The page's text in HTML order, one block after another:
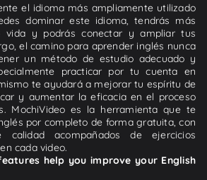
el idioma más ampliamente utilizado
dominar este idioma, tendrás más
vida y podrás conectar y ampliar tus
el camino para aprender inglés nunca
un método de estudio adecuado y
practicar por tu cuenta en
te ayudará a mejorar tu espíritu de
y aumentar la eficacia en el proceso
MochiVideo es la herramienta que te
por completo de forma gratuita, con
calidad acompañados de ejercicios
cada video.
help you improve your English